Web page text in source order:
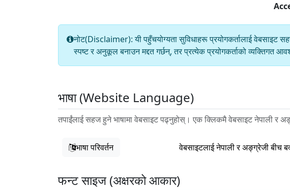
नोट(Disclaimer): यी पहुँचयोग्यता सुविधाहरू प्रयोगकर्तालाई वेबसाइट
स्पष्ट र अनुकूल बनाउन मद्दत गर्छन्, तर प्रत्येक प्रयोगकर्ताको
भाषा (Website Language)
तपाईंलाई सहज हुने भाषामा वेबसाइट पढ्नुहोस्। एक क्लिकमै वेबसाइट नेपाली र
भाषा परिवर्तन वेबसाइटलाई नेपाली र अङ्ग्रेजी बीच
फन्ट साइज (अक्षरको आकार)